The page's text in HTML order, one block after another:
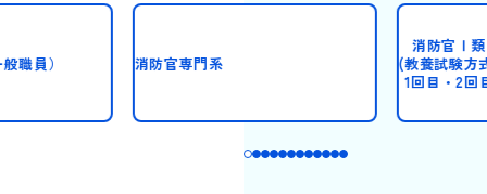
職員） 消防官専門系
消防官Ⅰ類
(教養試験方
1回目・2回